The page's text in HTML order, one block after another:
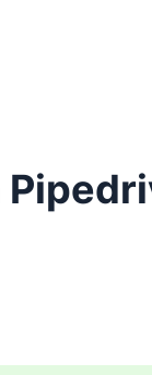
inbreng